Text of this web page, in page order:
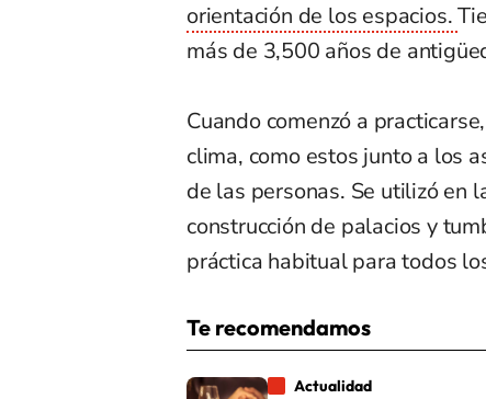
orientación de los espacios.
más de 3,500 años de
Cuando comenzó a
clima, como estos junto a los
de las personas. Se utilizó en
construcción de palacios y
práctica habitual para todos
Te recomendamos
Actualidad